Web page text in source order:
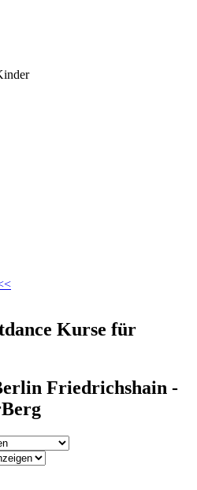
Kurse für
Friedrichshain -